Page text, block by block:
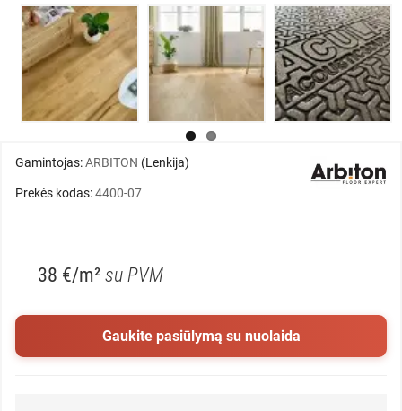
Gamintojas:ARBITON (Lenkija)
Prekės kodas:4400-07
38 €/m² su PVM
Gaukite pasiūlymą su nuolaida